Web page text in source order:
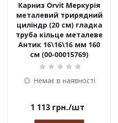
Карниз Orvit Меркурія
металевий трирядний
циліндр (20 см) гладка
труба кільце металеве
Антик 16\16\16 мм 160
см (00-00015769)
Немає в наявності
1 113 грн./шт